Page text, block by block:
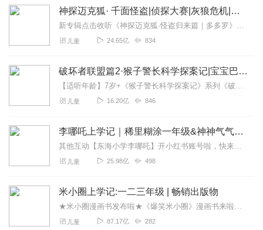
神探迈克狐· 千面怪盗|侦探大赛|灰狼危机|多多罗
新专辑点击收听《神探迈克狐·怪盗归来篇｜多多罗》！！！>>>点击进入主播橱窗购买《神探迈克狐》系列图书吧!<<<多多罗故事【点击前往】收听多多罗其他好玩有趣的故...
儿童 24.65亿 834
破坏者联盟篇2·猴子警长科学探案记|宝宝巴士故事
【适听年龄】7岁+《猴子警长科学探案记》系列《破坏者联盟篇1·猴子警长科学探案记》>>>《破坏者联盟篇2·猴子警长科学探案记》>>>《破坏者联盟篇3·猴子警长科...
儿童 16.20亿 846
李哪吒上学记｜稀里糊涂一年级&神神气气二年级
其他互动【东海小学李哪吒】开小红书账号啦，快来关注和李哪吒成为好朋友！有机会免费领儿童会员、官方周边！【点击加入】东海小学广播站圈子，更多互动！李哪吒全新冒险番...
儿童 25.98亿 498
米小圈上学记:一二三年级 | 畅销出版物
★米小圈漫画书发布啦★《爆笑米小圈》漫画书来啦《米小圈上学记》一二三年级正版广播剧！《米小圈上学记》系列是儿童作家北猫最新创作的儿童小说系列，作品诙谐幽默、好...
儿童 87.17亿 282